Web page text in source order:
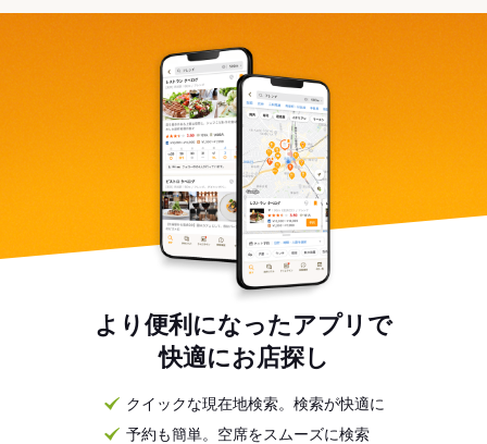
より便利になったアプリで
快適にお店探し
クイックな現在地検索。検索が快適に
予約も簡単。空席をスムーズに検索